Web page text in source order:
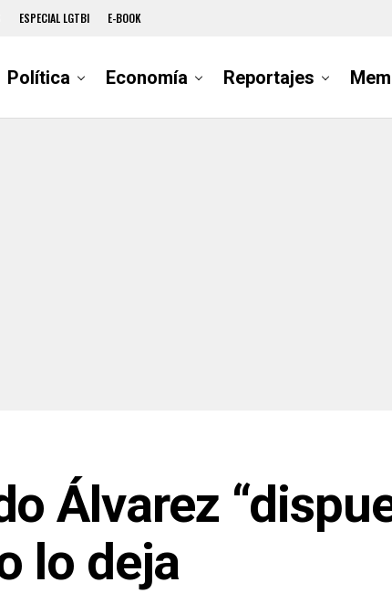
ESPECIAL LGTBI E-BOOK
Política Economía Reportajes
Álvarez
lo deja